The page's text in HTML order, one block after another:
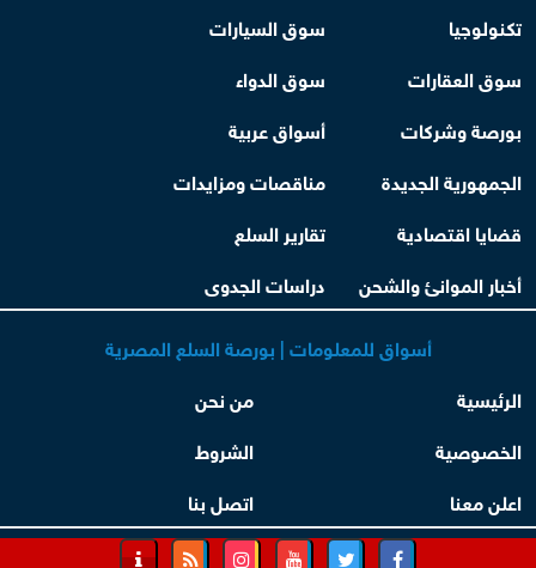
تكنولوجيا
سوق السيارات
سوق العقارات
سوق الدواء
بورصة وشركات
أسواق عربية
الجمهورية الجديدة
مناقصات ومزايدات
قضايا اقتصادية
تقارير السلع
أخبار الموانئ والشحن
دراسات الجدوى
أسواق للمعلومات | بورصة السلع المصرية
الرئيسية
من نحن
الخصوصية
الشروط
اعلن معنا
اتصل بنا